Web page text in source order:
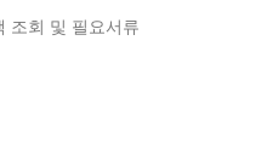
조회 및 필요서류